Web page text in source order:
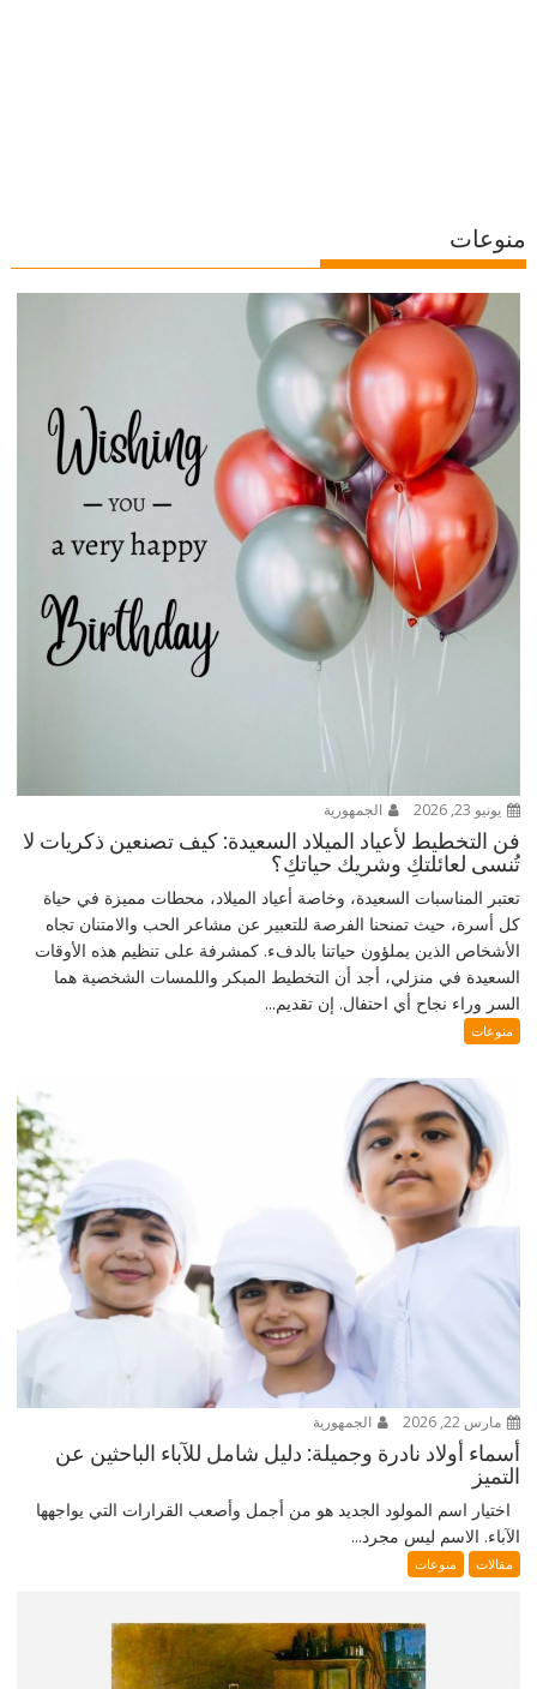
منوعات
يونيو 23, 2026 الجمهورية
فن التخطيط لأعياد الميلاد السعيدة: كيف تصنعين ذكريات لا
تُنسى لعائلتكِ وشريك حياتكِ؟
تعتبر المناسبات السعيدة، وخاصة أعياد الميلاد، محطات مميزة في حياة
كل أسرة، حيث تمنحنا الفرصة للتعبير عن مشاعر الحب والامتنان تجاه
الأشخاص الذين يملؤون حياتنا بالدفء. كمشرفة على تنظيم هذه الأوقات
السعيدة في منزلي، أجد أن التخطيط المبكر واللمسات الشخصية هما
السر وراء نجاح أي احتفال. إن تقديم...
منوعات
مارس 22, 2026 الجمهورية
أسماء أولاد نادرة وجميلة: دليل شامل للآباء الباحثين عن
التميز
اختيار اسم المولود الجديد هو من أجمل وأصعب القرارات التي يواجهها
الآباء. الاسم ليس مجرد...
مقالات منوعات